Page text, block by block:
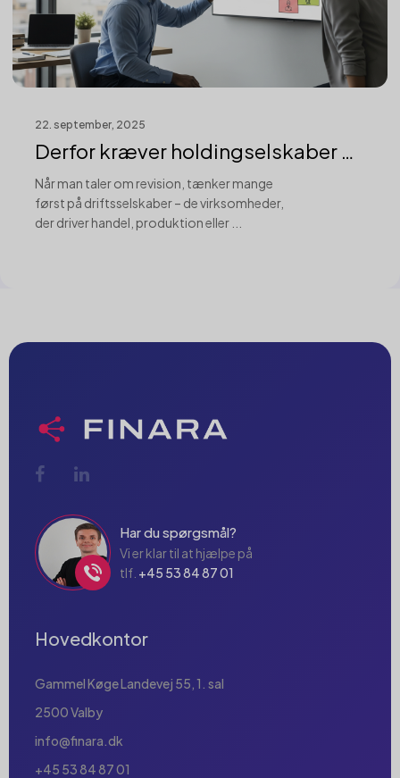
22. september, 2025
Derfor kræver holdingselskaber en
anden...
Når man taler om revision, tænker mange
først på driftsselskaber – de virksomheder,
der driver handel, produktion eller ...
Har du spørgsmål?
Vi er klar til at hjælpe på
tlf. +45 53 84 87 01
Hovedkontor
Gammel Køge Landevej 55, 1. sal
2500 Valby
info@finara.dk
+45 53 84 87 01